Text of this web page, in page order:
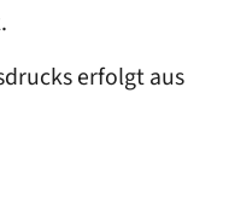
erfolgt aus